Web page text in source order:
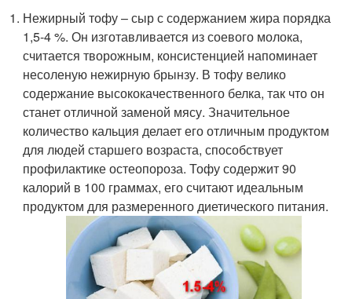
Нежирный тофу – сыр с содержанием жира порядка
1,5-4 %. Он изготавливается из соевого молока,
считается творожным, консистенцией напоминает
несоленую нежирную брынзу. В тофу велико
содержание высококачественного белка, так что он
станет отличной заменой мясу. Значительное
количество кальция делает его отличным продуктом
для людей старшего возраста, способствует
профилактике остеопороза. Тофу содержит 90
калорий в 100 граммах, его считают идеальным
продуктом для размеренного диетического питания.